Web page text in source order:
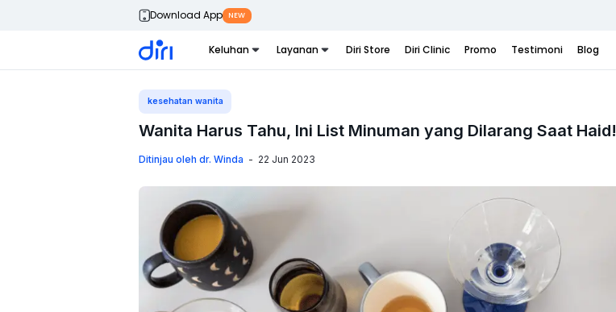
Download App NEW
Keluhan Layanan Diri Store Diri Clinic Promo Testimoni Blog
kesehatan wanita
Wanita Harus Tahu, Ini List Minuman yang Dilarang Saat Haid!
Ditinjau oleh dr. Winda - 22 Jun 2023